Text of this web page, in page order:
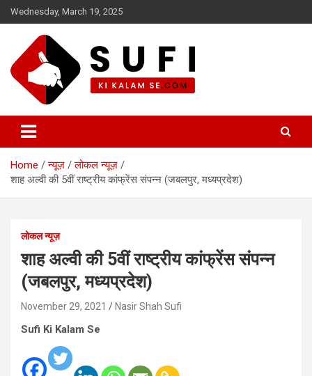
Skip
to
Wednesday, March 19, 2025
सूफी की कलम से
Home न्यूज़
लोकल न्यूज़
शाह अल्वी की 5वीं राष्ट्रीय कांफ्रेंस संपन्न (जबलपुर, मध्यप्रदेश)
लोकल न्यूज़
शाह अल्वी की 5वीं राष्ट्रीय कांफ्रेंस संपन्न
(जबलपुर, मध्यप्रदेश)
November 29, 2021 Nasir Shah Sufi
Sufi Ki Kalam Se